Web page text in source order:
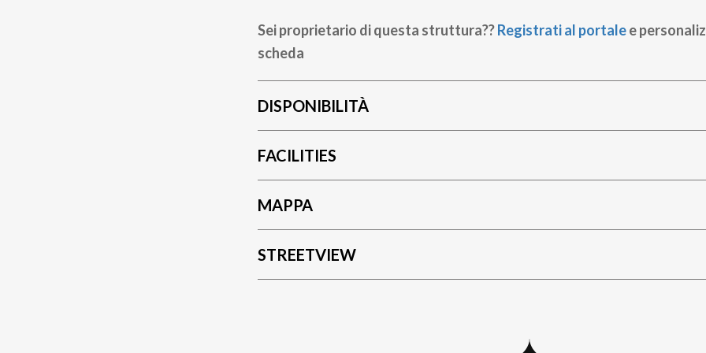
Sei proprietario di questa struttura??Registrati al portalee
scheda
DISPONIBILITÀ
FACILITIES
MAPPA
STREETVIEW